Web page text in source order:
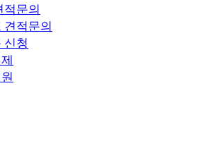
적문의
견적문의
신청